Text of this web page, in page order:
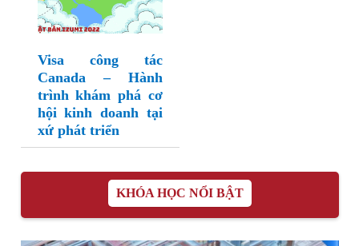
Visa công tác
Canada – Hành
trình khám phá cơ
hội kinh doanh tại
xứ phát triển
KHÓA HỌC NỔI BẬT